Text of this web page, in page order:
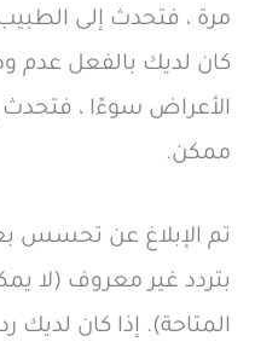
مرة ، فتحدث إلى
كان لديك بالفعل عدم
الأعراض سوءًا ،
ممكن.
تم الإبلاغ عن تحسس
بتردد غير معروف (لا
المتاحة). إذا كان